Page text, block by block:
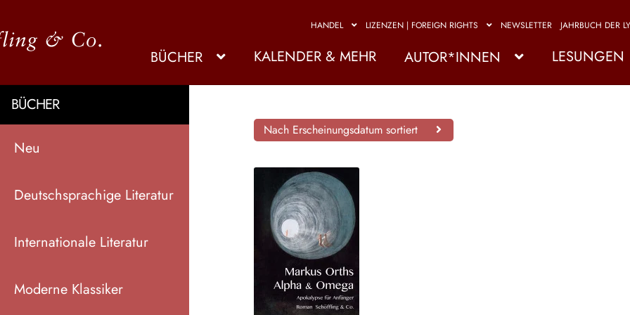
HANDEL LIZENZEN | FOREIGN RIGHTS NEWSLETTER JAHRBUCH DER
BÜCHER KALENDER & MEHR AUTOR*INNEN LESUNGEN
BÜCHER
Neu
Deutschsprachige Literatur
Internationale Literatur
Moderne Klassiker
Nach Erscheinungsdatum sortiert